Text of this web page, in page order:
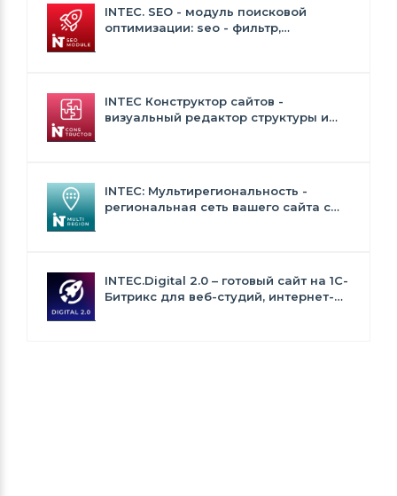
INTEC. SEO - модуль поисковой
оптимизации: seo - фильтр,
INTEC Конструктор сайтов -
визуальный редактор структуры и
INTEC: Мультирегиональность -
региональная сеть вашего сайта с
INTEC.Digital 2.0 – готовый сайт на 1C-
Битрикс для веб-студий, интернет-